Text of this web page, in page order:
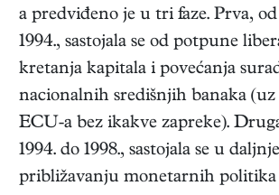
a predviđeno je u tri faze. Prva, od
1994., sastojala se od potpune
kretanja kapitala i povećanja
nacionalnih središnjih banaka
ECU-a bez ikakve zapreke).
1994. do 1998., sastojala se u
približavanju monetarnih